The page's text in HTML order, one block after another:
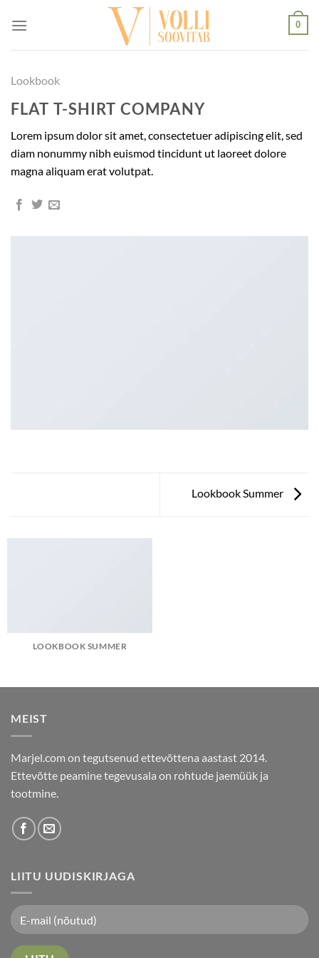
0
Lookbook
FLAT T-SHIRT COMPANY
Lorem ipsum dolor sit amet, consectetuer adipiscing elit, sed
diam nonummy nibh euismod tincidunt ut laoreet dolore
magna aliquam erat volutpat.
Lookbook Summer
LOOKBOOK SUMMER
MEIST
Marjel.com on tegutsenud ettevõttena aastast 2014.
Ettevõtte peamine tegevusala on rohtude jaemüük ja
tootmine.
LIITU UUDISKIRJAGA